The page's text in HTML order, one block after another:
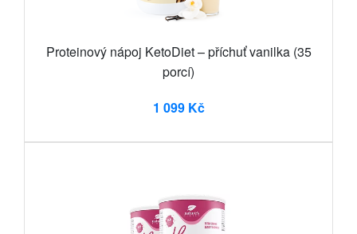
Proteinový nápoj KetoDiet – příchuť vanilka (35
porcí)
1 099 Kč